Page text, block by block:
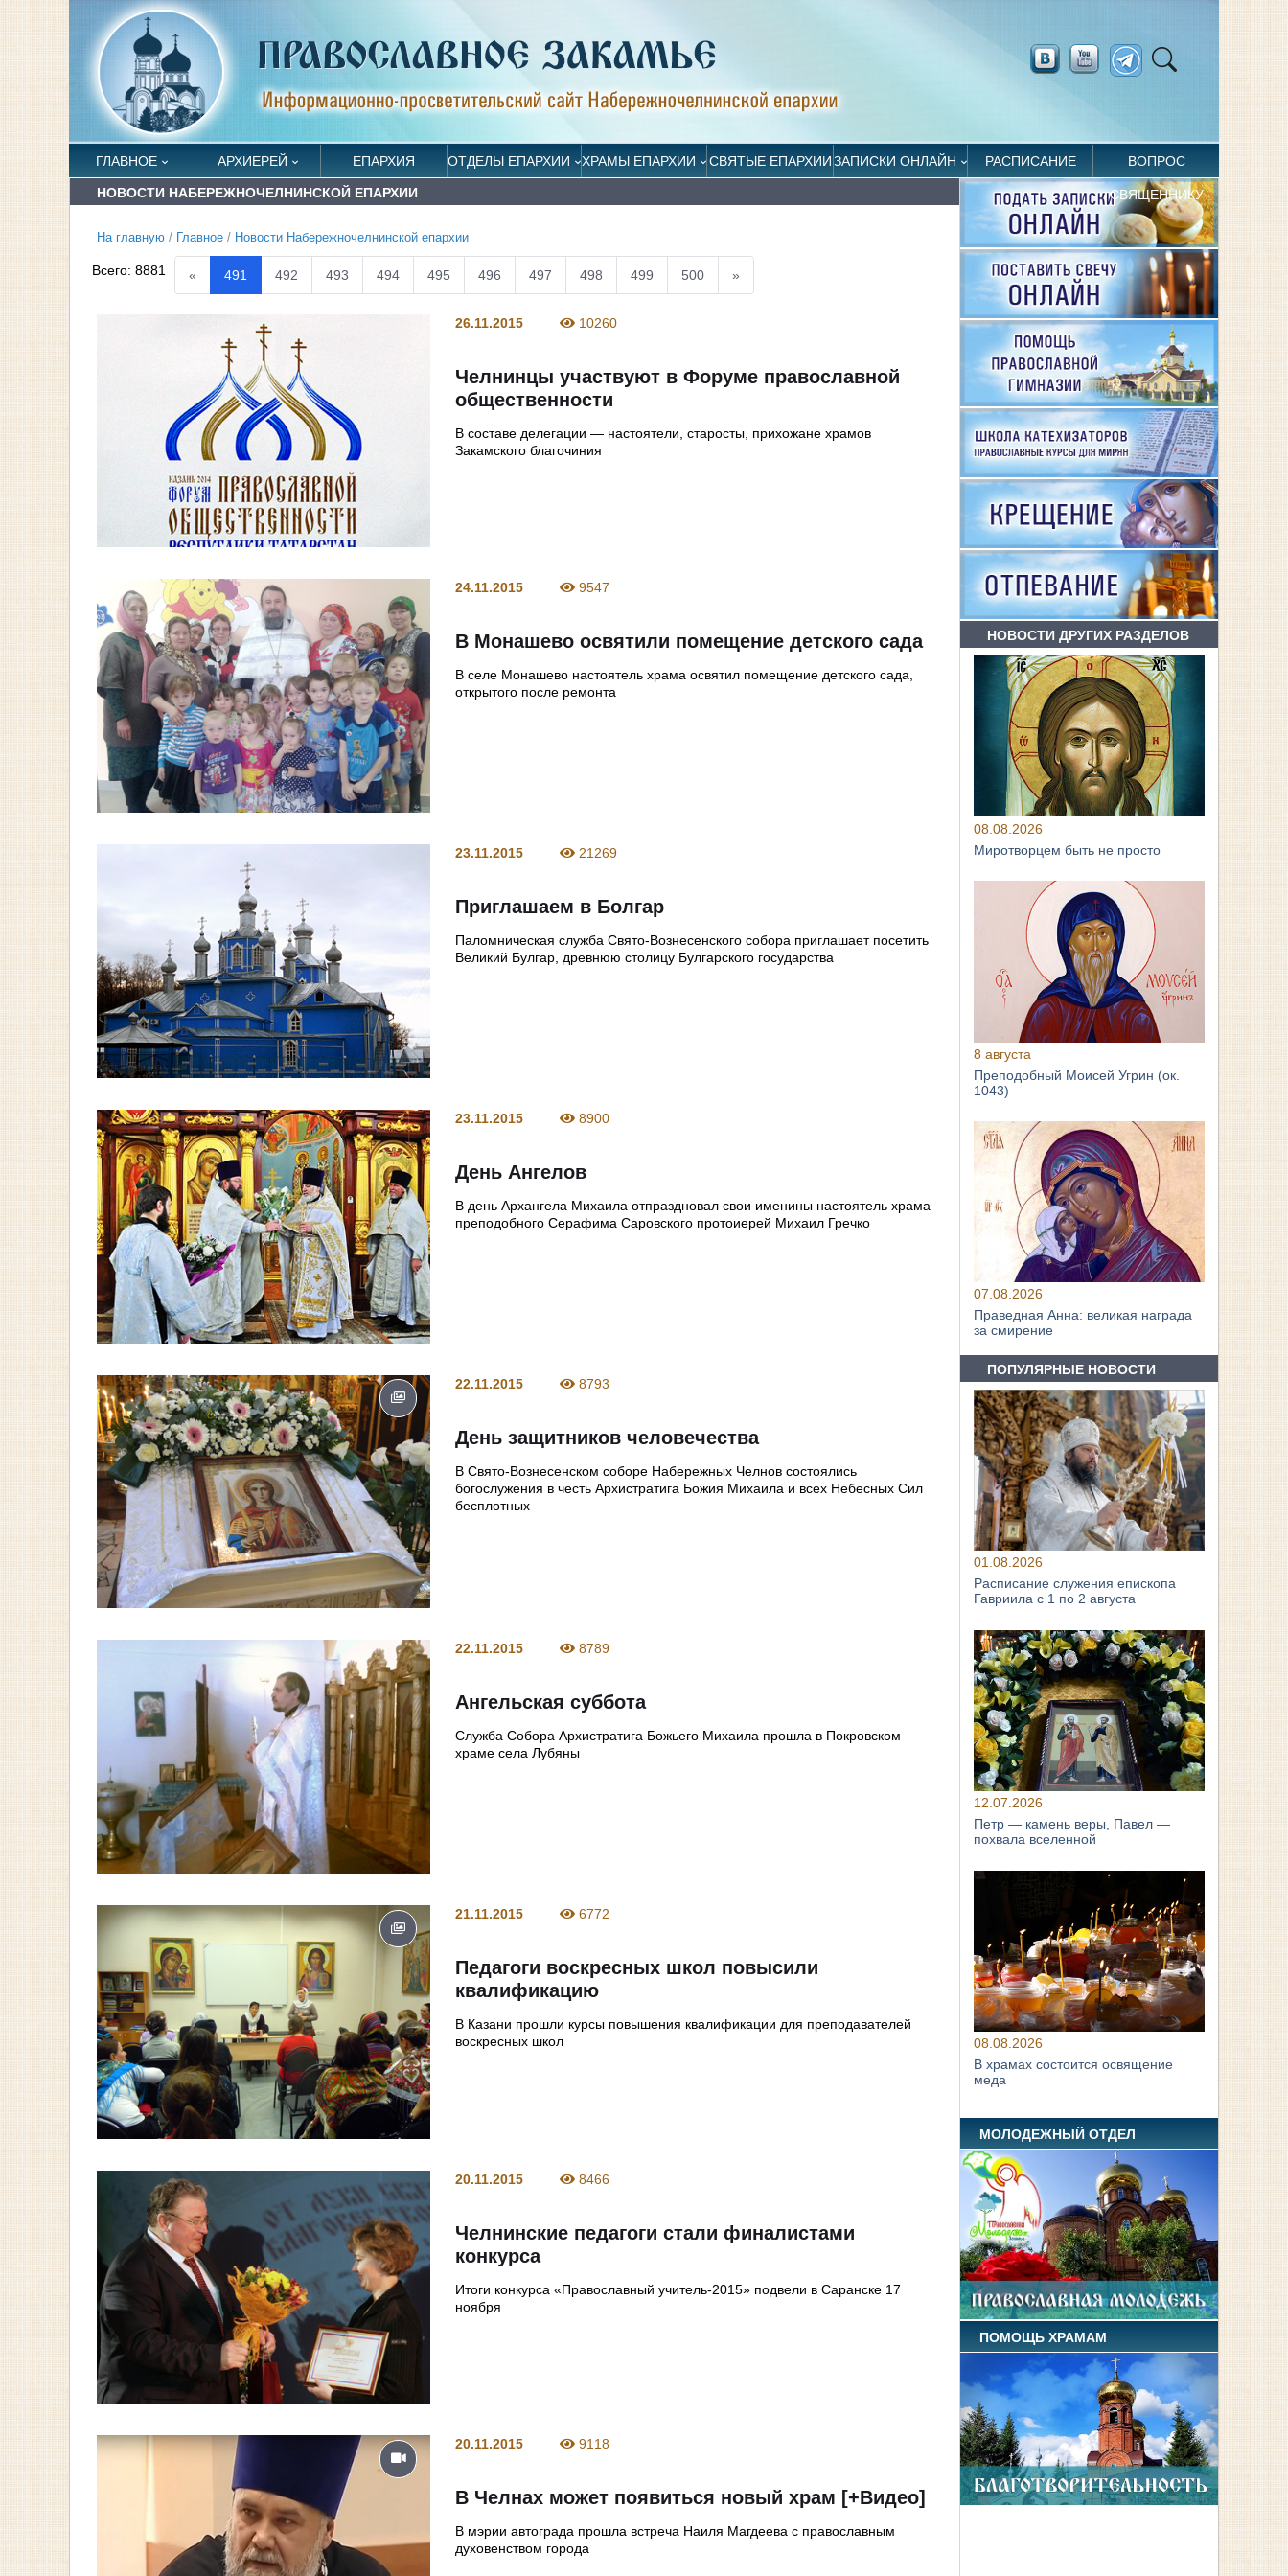
ГЛАВНОЕ АРХИЕРЕЙ ЕПАРХИЯ ОТДЕЛЫ ЕПАРХИИ ХРАМЫ ЕПАРХИИ СВЯТЫЕ ЕПАРХИИЗАПИСКИ ОНЛАЙН РАСПИСАНИЕ ВОПРОС
СВЯЩЕННИКУ
НОВОСТИ НАБЕРЕЖНОЧЕЛНИНСКОЙ ЕПАРХИИ
На главную / Главное / Новости Набережночелнинской епархии
Всего:8881 « 491 492 493 494 495 496 497 498 499 500 »
26.11.2015 10260
Челнинцы участвуют в Форуме православной
общественности
В составе делегации — настоятели, старосты, прихожане храмов
Закамского благочиния
24.11.2015 9547
В Монашево освятили помещение детского сада
В селе Монашево настоятель храма освятил помещение детского сада,
открытого после ремонта
23.11.2015 21269
Приглашаем в Болгар
Паломническая служба Свято-Вознесенского собора приглашает посетить
Великий Булгар, древнюю столицу Булгарского государства
23.11.2015 8900
День Ангелов
В день Архангела Михаила отпраздновал свои именины настоятель храма
преподобного Серафима Саровского протоиерей Михаил Гречко
22.11.2015 8793
День защитников человечества
В Свято-Вознесенском соборе Набережных Челнов cостоялись
богослужения в честь Архистратига Божия Михаила и всех Небесных Сил
бесплотных
22.11.2015 8789
Ангельская суббота
Служба Собора Архистратига Божьего Михаила прошла в Покровском
храме села Лубяны
21.11.2015 6772
Педагоги воскресных школ повысили
квалификацию
В Казани прошли курсы повышения квалификации для преподавателей
воскресных школ
20.11.2015 8466
Челнинские педагоги стали финалистами
конкурса
Итоги конкурса «Православный учитель-2015» подвели в Саранске 17
ноября
20.11.2015 9118
В Челнах может появиться новый храм [+Видео]
В мэрии автограда прошла встреча Наиля Магдеева с православным
духовенством города
НОВОСТИ ДРУГИХ РАЗДЕЛОВ
08.08.2026
Миротворцем быть не просто
8 августа
Преподобный Моисей Угрин (ок.
1043)
07.08.2026
Праведная Анна: великая награда
за смирение
ПОПУЛЯРНЫЕ НОВОСТИ
01.08.2026
Расписание служения епископа
Гавриила с 1 по 2 августа
12.07.2026
Петр — камень веры, Павел —
похвала вселенной
08.08.2026
В храмах состоится освящение
меда
МОЛОДЕЖНЫЙ ОТДЕЛ
ПОМОЩЬ ХРАМАМ